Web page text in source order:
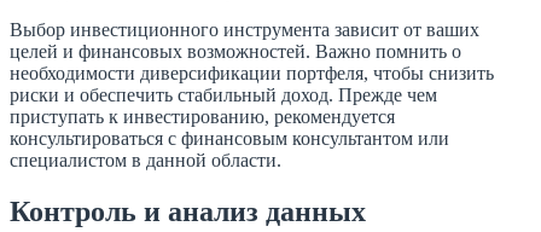
Выбор инвестиционного инструмента зависит от ваших
целей и финансовых возможностей. Важно помнить о
необходимости диверсификации портфеля, чтобы снизить
риски и обеспечить стабильный доход. Прежде чем
приступать к инвестированию, рекомендуется
консультироваться с финансовым консультантом или
специалистом в данной области.
Контроль и анализ данных